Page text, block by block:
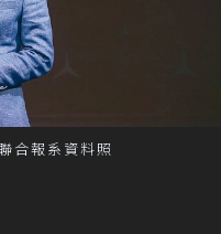
合報系資料照